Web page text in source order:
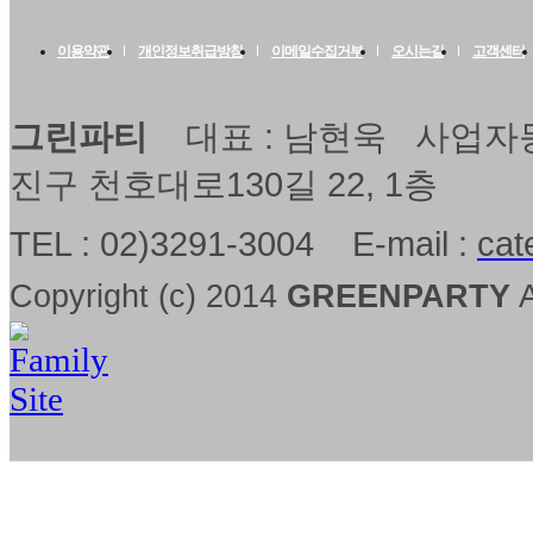
이용약관 개인정보취급방침 이메일수집거부 오시는길 고객센터
그린파티
대표 : 남현욱 사업자
진구 천호대로130길 22, 1층
TEL : 02)3291-3004 E-mail :
Copyright (c) 2014 GREENPARTY